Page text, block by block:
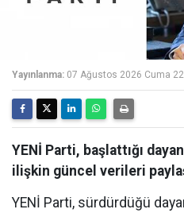
Yayınlanma: 07 Ağustos 2026 Cuma
YENİ Parti, başlattığı
ilişkin güncel verileri
YENİ Parti, sürdürdüğü